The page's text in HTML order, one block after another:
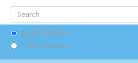
Search DSpace
This Collection